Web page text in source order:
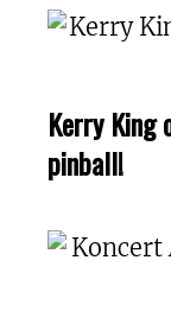
Kerry King
pinball!